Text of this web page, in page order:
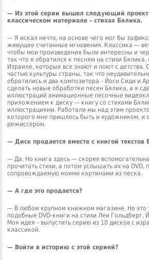
— Из этой серии вышел следующий
классическом материале – стихах Бялика.
— Я искал нечто, на основе чего мог бы
живущее считанные мгновения. Классика —
чтобы мои произведения были интересны и
так что я обратился к песням на стихи
Израиле, которые все знают и поют с детства.
частью культуры страны, так что
обратились и два композитора – Йоси Сиди и
сделать новые обработки песен Бялика, а я
иллюстраций анимационные песочные
приложением к диску — книгу со стихами
иллюстрациями. Работали мы над этим
которого мне пришлось быть и художником, и
режиссером.
— Диск продается вместе с книгой текстов
— Да. Но книга здесь — скорее
прочитать стихи, а потом услышать их на
сопровождаемую моими картинами из песка.
— А где это продается?
— В любом крупном книжном магазине. Но это
подобные DVD-книги на стихи Леи Гольдберг,
Моя идея – выпустить серию из 10 дисков с
классикой.
— Войти в историю с этой серией?